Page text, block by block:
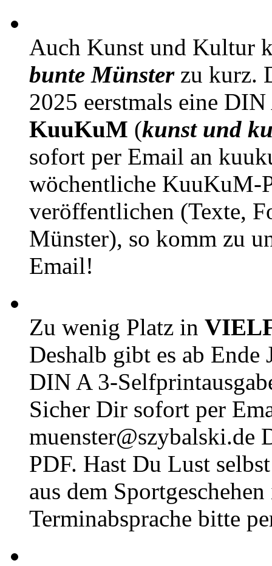
Auch Kunst und Kultur
bunte Münsterzu kurz.
2025 eerstmals eine
KuuKuM (kunst und
sofort per Email an
wöchentliche KuuKuM-
veröffentlichen (Texte,
Münster), so komm zu
Email!
Zu wenig Platz in
Deshalb gibt es ab Ende
DIN A 3-
Sicher Dir sofort per
muenster@szybalski.de
PDF. Hast Du Lust
aus dem
Terminabsprache bitte